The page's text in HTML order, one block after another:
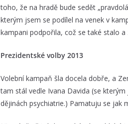
toho, že na hradě bude sedět
kterým jsem se podílel na venek v
kampani podpořila, což se také stalo
Prezidentské volby 2013
Volební kampaň šla docela dobře, a
tam stál vedle Ivana Davida (se
dějinách psychiatrie.) Pamatuju se jak